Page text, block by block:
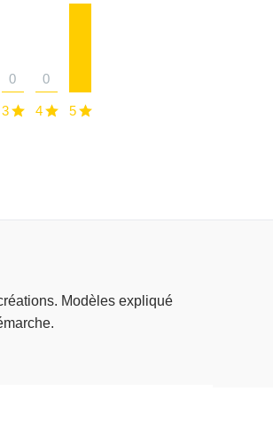
3
0
4
0
5
fait partie de ma démarche.